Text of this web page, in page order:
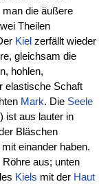
die äußere
Theilen
Kiel zerfällt wieder
gleichsam die
hohlen,
elastische Schaft
Mark. Die Seele
ist aus lauter in
Bläschen
einander haben.
aus; unten
Kiels mit der Haut